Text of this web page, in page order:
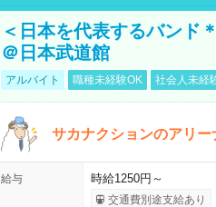
＜日本を代表するバンド
＠日本武道館
アルバイト 職種未経験OK 社会人未経
サカナクションのアリ
給与 時給1250円～
交通費別途支給あり